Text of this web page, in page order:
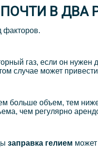
В ДВА
факторов.
газ, если он
случае может
больше объем, тем
чем регулярно
заправка гелием